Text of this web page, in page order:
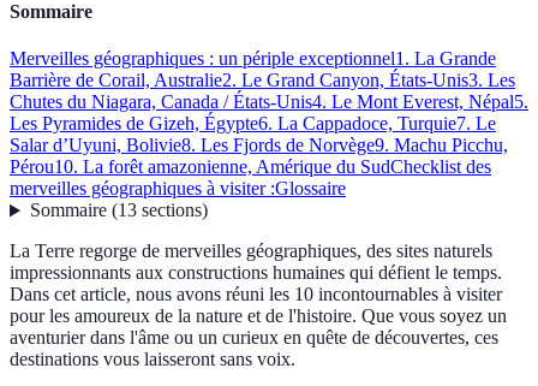
Sommaire
Merveilles géographiques : un périple exceptionnel1. La Grande
Barrière de Corail, Australie2. Le Grand Canyon, États-Unis3. Les
Chutes du Niagara, Canada / États-Unis4. Le Mont Everest, Népal5.
Les Pyramides de Gizeh, Égypte6. La Cappadoce, Turquie7. Le
Salar d’Uyuni, Bolivie8. Les Fjords de Norvège9. Machu Picchu,
Pérou10. La forêt amazonienne, Amérique du SudChecklist des
merveilles géographiques à visiter :Glossaire
Sommaire(13 sections)
La Terre regorge de merveilles géographiques, des sites naturels
impressionnants aux constructions humaines qui défient le temps.
Dans cet article, nous avons réuni les 10 incontournables à visiter
pour les amoureux de la nature et de l'histoire. Que vous soyez un
aventurier dans l'âme ou un curieux en quête de découvertes, ces
destinations vous laisseront sans voix.